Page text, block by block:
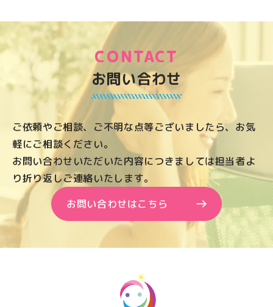
CONTACT
お問い合わせ
ご依頼やご相談、ご不明な点等ございましたら、お気
軽にご相談ください。
お問い合わせいただいた内容につきましては担当者よ
り折り返しご連絡いたします。
お問い合わせはこちら